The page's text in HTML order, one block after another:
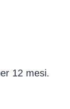
12 mesi.